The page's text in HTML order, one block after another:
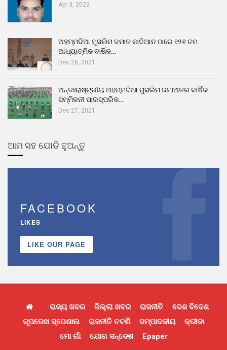
Apr 3, 2022
ଅହମ୍ମଦିଆ ମୁସଲିମ ଜମାତ କାଦିଆନ ଠାରେ ୧୨୬ ତମ
ଆଧ୍ୟାତ୍ମିକ ବାର୍ଷିକ…
Dec 26, 2021
ଅନ୍ତଃରାଷ୍ଟ୍ରୀୟ ଅହମ୍ମଦିଆ ମୁସଲିମ ଜମାଅତର ବାର୍ଷିକ
ସମ୍ମିଳନୀ ପାରସ୍ପରିକ…
Dec 27, 2021
ଆମ ସହ ଯୋଡି ହୁଅନ୍ତୁ
FACEBOOK
LIKES
LIKE OUR PAGE
ରାଜ୍ୟ ଖବର ଜିଲ୍ଲା ଖବର ରାଜନୀତି
ଦେଶ ବିଦେଶ
ରୂପରେଖ ସ୍ପେଶାଲ
ରାଜନୀତି ଚଟଣି ସମ୍ପାଦକୀୟ
କ୍ରୀଡା
ମୋ ଗାଁ
ଯୋଗ ସନ୍ଦେଶ Epaper